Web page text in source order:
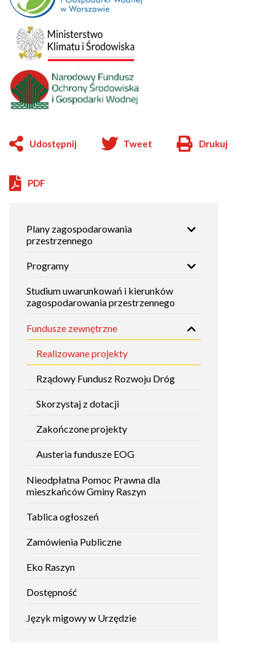
nawigacja
Plany zagospodarowania
przestrzennego
Programy
Studium uwarunkowań i kierunków
zagospodarowania przestrzennego
Fundusze zewnętrzne
Realizowane projekty
Rządowy Fundusz Rozwoju Dróg
Skorzystaj z dotacji
Zakończone projekty
Austeria fundusze EOG
Nieodpłatna Pomoc Prawna dla
mieszkańców Gminy Raszyn
Tablica ogłoszeń
Will
in
window
Zamówienia Publiczne
Eko Raszyn
Dostępność
Język migowy w Urzędzie
Udostępnij Tweet
Will
Drukuj
PDF